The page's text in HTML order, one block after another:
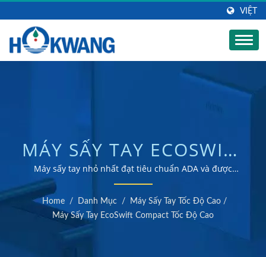
VIỆT
MÁY SẤY TAY ECOSWIFT
TỐC ĐỘ CAO| NHÀ SẢN
XUẤT MÁY PHÂN PHỐI
XÀ PHÒNG BẰNG THÉP
KHÔNG GỈ | HOKWANG
Máy sấy tay nhỏ nhất đạt tiêu chuẩn ADA và được
chứng nhận G-Mark - Lý tưởng cho các thông số và lắp
đặt phía sau gương/ Nhà sản xuất máy sấy tay và máy
phân phối xà phòng được chứng nhận ISO 9001 &
Home / Danh Mục / Máy Sấy Tay Tốc Độ Cao /
Máy Sấy Tay EcoSwift Compact Tốc Độ Cao